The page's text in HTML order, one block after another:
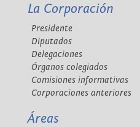
La Corporación
Presidente
Diputados
Delegaciones
Órganos colegiados
Comisiones informativas
Corporaciones anteriores
Áreas